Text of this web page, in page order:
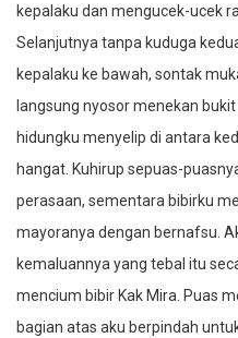
kepalaku dan mengucek-ucek
Selanjutnya tanpa kuduga
kepalaku ke bawah, sontak
langsung nyosor menekan
hidungku menyelip di antara
hangat. Kuhirup sepuas-
perasaan, sementara bibirku
mayoranya dengan bernafsu.
kemaluannya yang tebal itu
mencium bibir Kak Mira. Puas
bagian atas aku berpindah